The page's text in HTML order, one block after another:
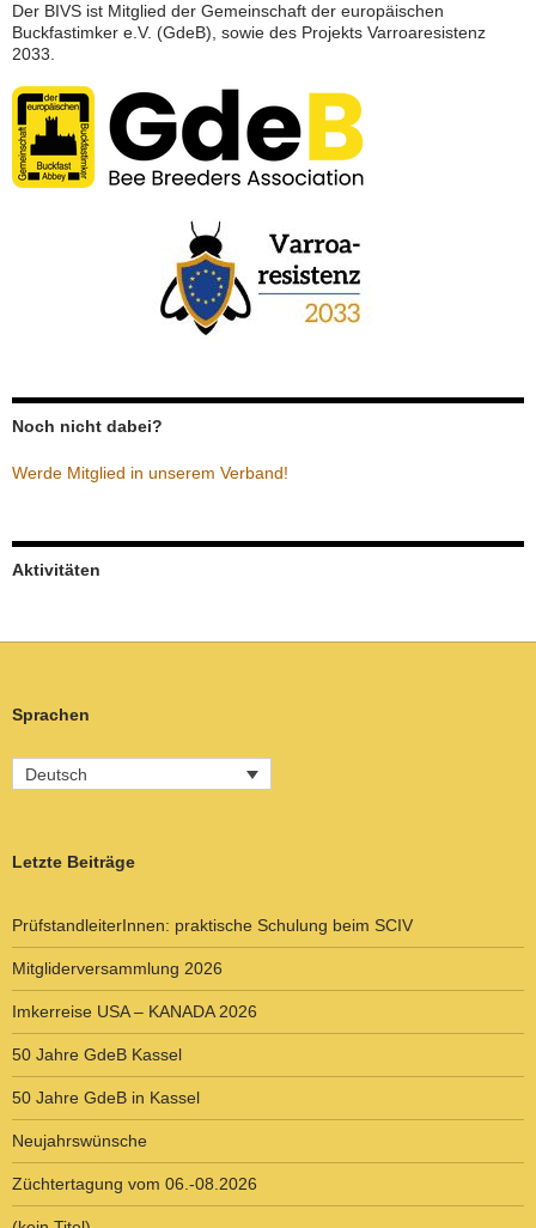
Der BIVS ist Mitglied der Gemeinschaft der europäischen
Buckfastimker e.V. (GdeB), sowie des Projekts Varroaresistenz
2033.
Noch nicht dabei?
Werde Mitglied in unserem Verband!
Aktivitäten
Sprachen
Deutsch
Letzte Beiträge
PrüfstandleiterInnen: praktische Schulung beim SCIV
Mitgliderversammlung 2026
Imkerreise USA – KANADA 2026
50 Jahre GdeB Kassel
50 Jahre GdeB in Kassel
Neujahrswünsche
Züchtertagung vom 06.-08.2026